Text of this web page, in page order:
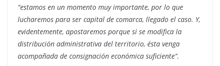
“estamos en un momento muy importante, por lo que
lucharemos para ser capital de comarca, llegado el caso. Y,
evidentemente, apostaremos porque si se modifica la
distribución administrativa del territorio, ésta venga
acompañada de consignación económica suficiente”.